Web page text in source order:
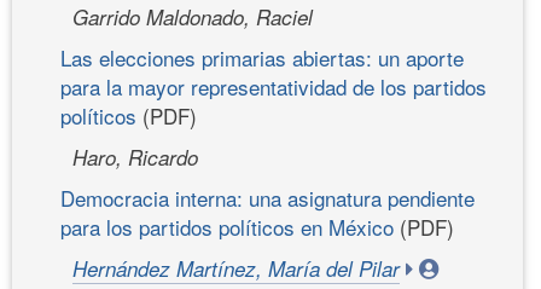
Garrido Maldonado, Raciel
Las elecciones primarias abiertas: un aporte
para la mayor representatividad de los partidos
políticos (PDF)
Haro, Ricardo
Democracia interna: una asignatura pendiente
para los partidos políticos en México (PDF)
Hernández Martínez, María del Pilar